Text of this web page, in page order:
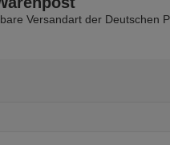
Versandart der Deutschen